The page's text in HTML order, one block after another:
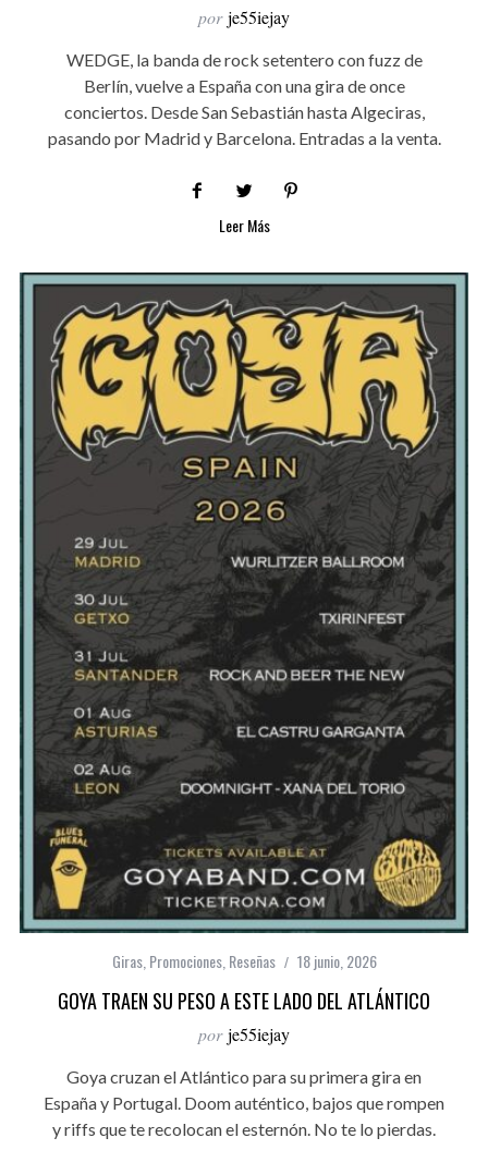
por je55iejay
WEDGE, la banda de rock setentero con fuzz de
Berlín, vuelve a España con una gira de once
conciertos. Desde San Sebastián hasta Algeciras,
pasando por Madrid y Barcelona. Entradas a la venta.
Leer Más
Giras, Promociones, Reseñas 18 junio, 2026
GOYA TRAEN SU PESO A ESTE LADO DEL ATLÁNTICO
por je55iejay
Goya cruzan el Atlántico para su primera gira en
España y Portugal. Doom auténtico, bajos que rompen
y riffs que te recolocan el esternón. No te lo pierdas.